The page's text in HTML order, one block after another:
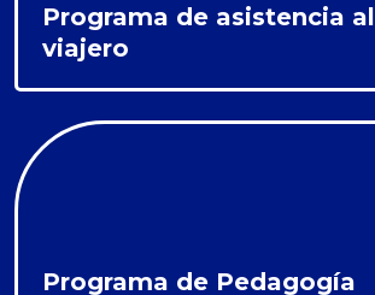
Programa de asistencia al
viajero
Programa de Pedagogía